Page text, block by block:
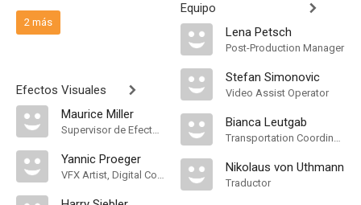
2 más
Efectos Visuales
Maurice Miller
Supervisor de Efectos Visuales
Yannic Proeger
VFX Artist, Digital Compositor
Equipo
Lena Petsch
Post-Production Manager
Stefan Simonovic
Video Assist Operator
Bianca Leutgab
Transportation Coordinator
Nikolaus von Uthmann
Traductor